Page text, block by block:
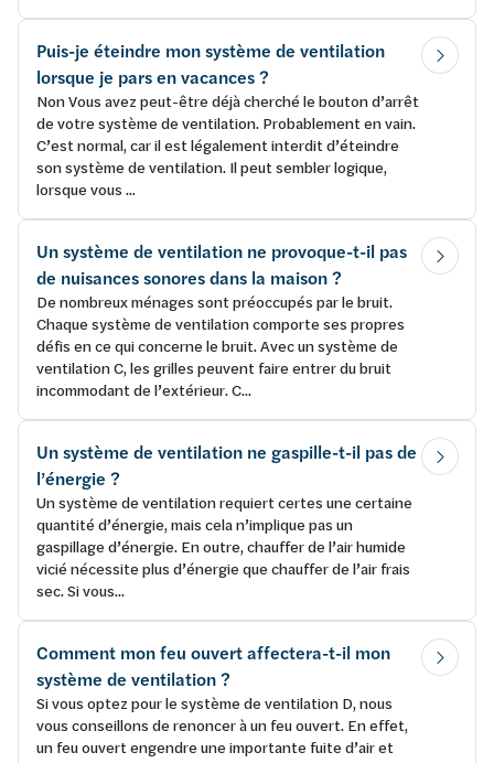
Puis-je éteindre mon système de ventilation
lorsque je pars en vacances ?
Non Vous avez peut-être déjà cherché le bouton d’arrêt
de votre système de ventilation. Probablement en vain.
C’est normal, car il est légalement interdit d’éteindre
son système de ventilation. Il peut sembler logique,
lorsque vous ...
Un système de ventilation ne provoque-t-il pas
de nuisances sonores dans la maison ?
De nombreux ménages sont préoccupés par le bruit.
Chaque système de ventilation comporte ses propres
défis en ce qui concerne le bruit. Avec un système de
ventilation C, les grilles peuvent faire entrer du bruit
incommodant de l’extérieur. C...
Un système de ventilation ne gaspille-t-il pas de
l’énergie ?
Un système de ventilation requiert certes une certaine
quantité d’énergie, mais cela n’implique pas un
gaspillage d’énergie. En outre, chauffer de l’air humide
vicié nécessite plus d’énergie que chauffer de l’air frais
sec. Si vous...
Comment mon feu ouvert affectera-t-il mon
système de ventilation ?
Si vous optez pour le système de ventilation D, nous
vous conseillons de renoncer à un feu ouvert. En effet,
un feu ouvert engendre une importante fuite d’air et